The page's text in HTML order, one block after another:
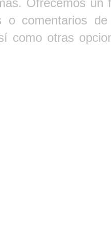
o comentarios
como otras